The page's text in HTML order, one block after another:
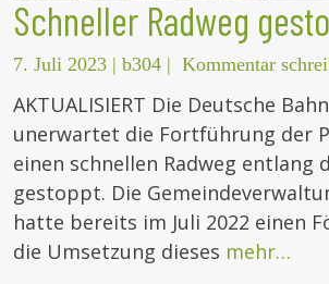
Schneller Radweg
7. Juli 2023 | b304 | Kommentar
AKTUALISIERT Die Deutsche
unerwartet die Fortführung der
einen schnellen Radweg entlang
gestoppt. Die
hatte bereits im Juli 2022 einen
die Umsetzung dieses mehr…